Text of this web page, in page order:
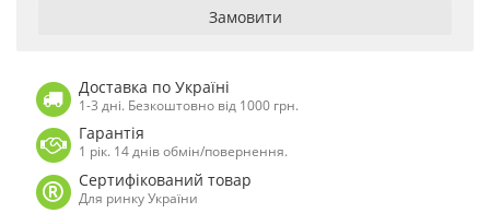
Замовити
Доставка по Україні
1-3 дні. Безкоштовно від 1000 грн.
Гарантія
1 рік. 14 днів обмін/повернення.
Сертифікований товар
Для ринку України